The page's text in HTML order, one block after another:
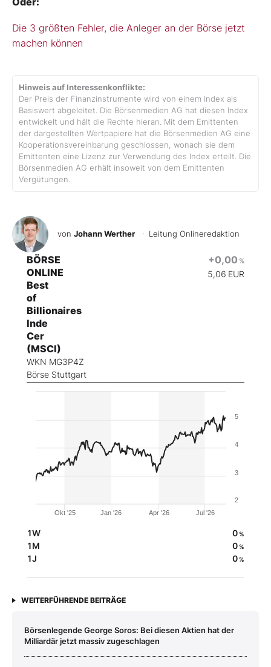
Die 3 größten Fehler, die Anleger an der Börse jetzt
machen können
Hinweis auf Interessenkonflikte:
Der Preis der Finanzinstrumente wird von einem Index als
Basiswert abgeleitet. Die Börsenmedien AG hat diesen Index
entwickelt und hält die Rechte hieran. Mit dem Emittenten
der dargestellten Wertpapiere hat die Börsenmedien AG eine
Kooperationsvereinbarung geschlossen, wonach sie dem
Emittenten eine Lizenz zur Verwendung des Index erteilt. Die
Börsenmedien AG erhält insoweit von dem Emittenten
Vergütungen.
von Johann Werther · Leitung Onlineredaktion
BÖRSE
ONLINE
Best
of
Billionaires
Inde
Cer
(MSCI)
WKN MG3P4Z
Börse Stuttgart
+0,00 %
5,06 EUR
Okt '25 Jan '26 Apr '26 Jul '26
2
3
4
5
1W 0%
1M 0%
1J 0%
WEITERFÜHRENDE BEITRÄGE
Börsenlegende George Soros: Bei diesen Aktien hat der
Milliardär jetzt massiv zugeschlagen